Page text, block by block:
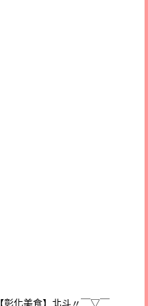
【彰化美食】北斗〃￣▽￣